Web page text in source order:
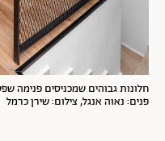
חלונות גבוהים שמכניסים פנימה
פנים: נאוה אנגל, צילום: שירן כרמל